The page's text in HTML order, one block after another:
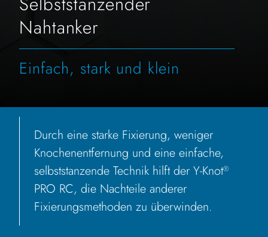
Nahtanker
Einfach, stark und klein
Durch eine starke Fixierung, weniger
Knochenentfernung und eine einfache,
selbststanzende Technik hilft der Y-Knot®
PRO RC, die Nachteile anderer
Fixierungsmethoden zu überwinden.